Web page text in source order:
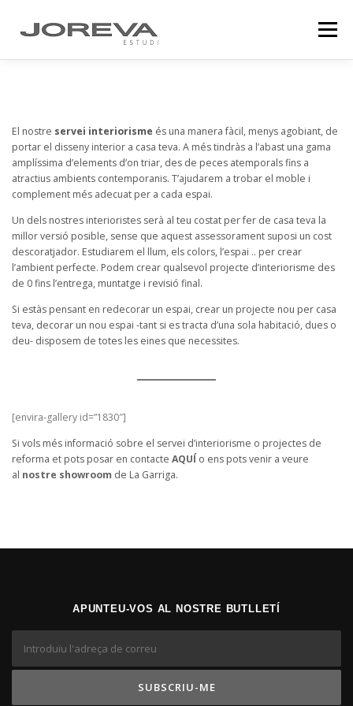
contingut
Menú
OUTLET DE MOBLES BLOG CONTACTE
El nostre servei interiorisme és una manera fàcil, menys agobiant, de
portar el disseny interior a casa teva. A més tindràs a l’abast una gama
amplíssima d’elements d’on triar, des de peces atemporals fins a
atractius ambients contemporanis. T’ajudarem a trobar el moble i
complement més adecuat per a cada espai.
Un dels nostres interioristes serà al teu costat per fer de casa teva la
millor versió posible, sense que aquest assessorament suposi un cost
descoratjador. Estudiarem el llum, els colors, l’espai .. per crear
l’ambient perfecte. Podem crear qualsevol projecte d’interiorisme des
de 0 fins l’entrega, muntatge i revisió final.
Si estàs pensant en redecorar un espai, crear un projecte nou per casa
teva, decorar un nou espai -tant si es tracta d’una sola habitació, dues o
deu- disposem de totes les eines que necessites.
[envira-gallery id=”1830″]
Si vols més informació sobre el servei d’interiorisme o projectes de
reforma et pots posar en contacte AQUÍ o ens pots venir a veure
al nostre showroom de La Garriga.
APUNTEU-VOS AL NOSTRE BUTLLETÍ